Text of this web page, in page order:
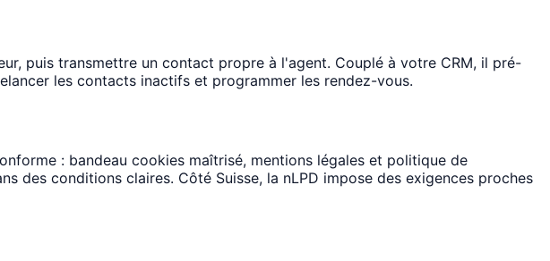
puis transmettre un contact propre à l'agent. Couplé à votre CRM, il pré-
les contacts inactifs et programmer les rendez-vous.
: bandeau cookies maîtrisé, mentions légales et politique de
des conditions claires. Côté Suisse, la nLPD impose des exigences proches